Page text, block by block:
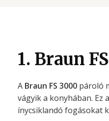
1. Braun
A Braun FS 3000pároló
vágyik a konyhában.
ínycsiklandó fogásokat